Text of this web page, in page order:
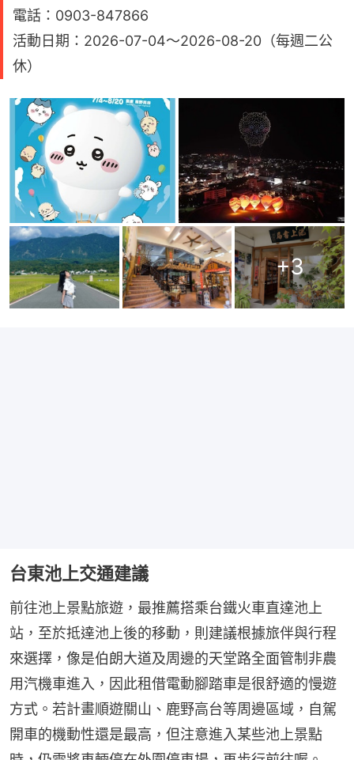
電話：0903-847866
活動日期：2026-07-04～2026-08-20（每週二公
休）
+3
台東池上交通建議
前往池上景點旅遊，最推薦搭乘台鐵火車直達池上
站，至於抵達池上後的移動，則建議根據旅伴與行程
來選擇，像是伯朗大道及周邊的天堂路全面管制非農
用汽機車進入，因此租借電動腳踏車是很舒適的慢遊
方式。若計畫順遊關山、鹿野高台等周邊區域，自駕
開車的機動性還是最高，但注意進入某些池上景點